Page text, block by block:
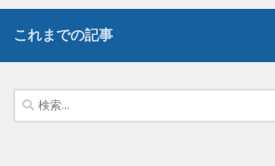
これまでの記事
検
索: